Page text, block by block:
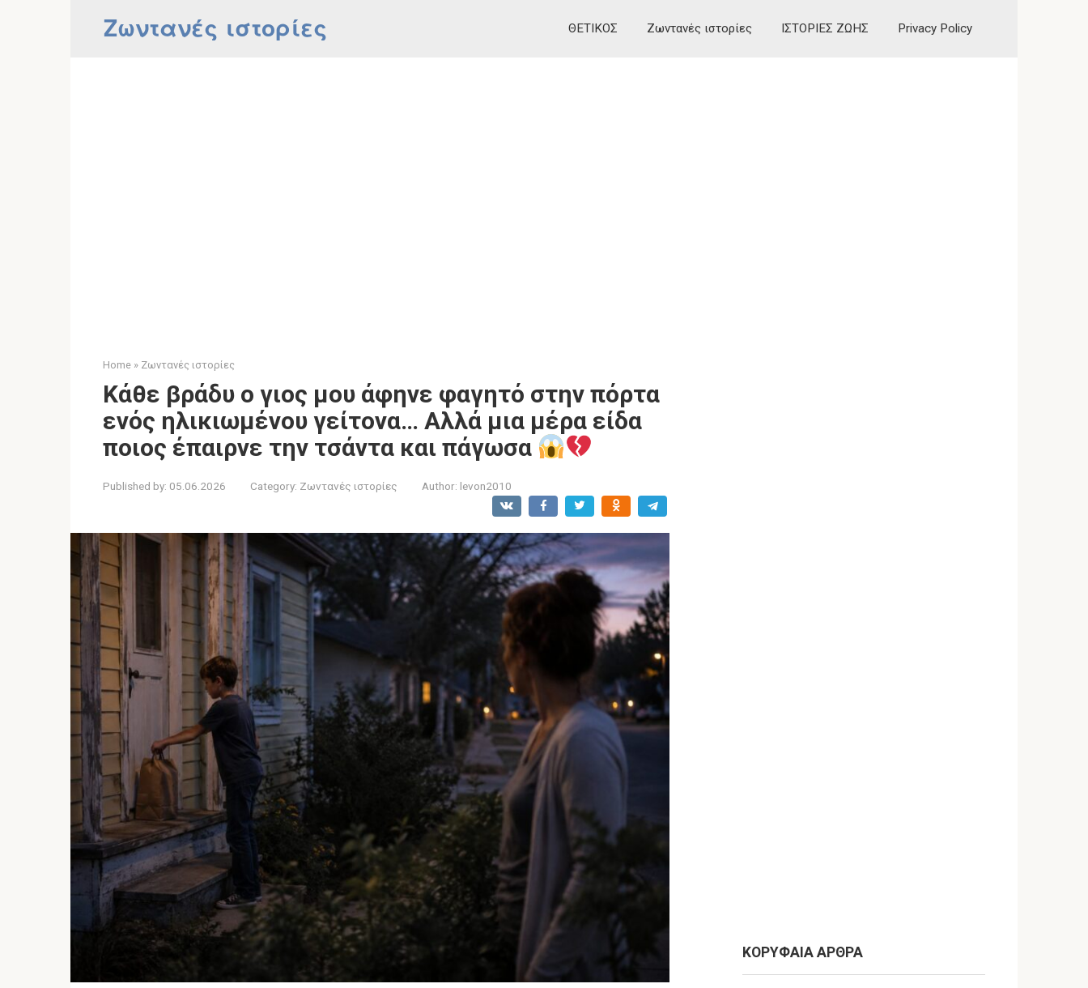
Ζωντανές ιστορίες ΘΕΤΙΚΟΣ Ζωντανές ιστορίες ΙΣΤΟΡΙΕΣ ΖΩΗΣ Privacy Policy
Home » Ζωντανές ιστορίες
Κάθε βράδυ ο γιος μου άφηνε φαγητό στην πόρτα
ενός ηλικιωμένου γείτονα… Αλλά μια μέρα είδα
ποιος έπαιρνε την τσάντα και πάγωσα
Published by: 05.06.2026 Category: Ζωντανές ιστορίες Author: levon2010
ΚΟΡΥΦΑΙΑ ΑΡΘΡΑ